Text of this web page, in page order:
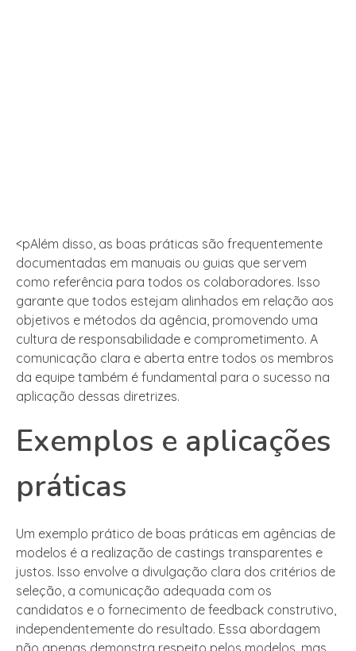
<pAlém disso, as boas práticas são frequentemente
documentadas em manuais ou guias que servem
como referência para todos os colaboradores. Isso
garante que todos estejam alinhados em relação aos
objetivos e métodos da agência, promovendo uma
cultura de responsabilidade e comprometimento. A
comunicação clara e aberta entre todos os membros
da equipe também é fundamental para o sucesso na
aplicação dessas diretrizes.
Exemplos e aplicações
práticas
Um exemplo prático de boas práticas em agências de
modelos é a realização de castings transparentes e
justos. Isso envolve a divulgação clara dos critérios de
seleção, a comunicação adequada com os
candidatos e o fornecimento de feedback construtivo,
independentemente do resultado. Essa abordagem